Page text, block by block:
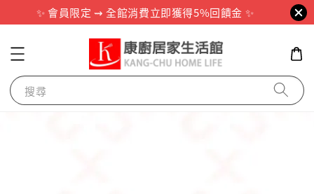
✨ 會員限定 ⇝ 全館消費立即獲得5%回饋金 ✨
搜尋